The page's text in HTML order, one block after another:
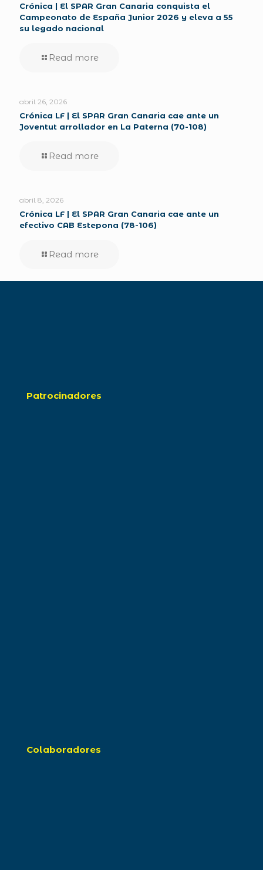
Crónica | El SPAR Gran Canaria conquista el
Campeonato de España Junior 2026 y eleva a 55
su legado nacional
Read more
abril 26, 2026
Crónica LF | El SPAR Gran Canaria cae ante un
Joventut arrollador en La Paterna (70-108)
Read more
abril 8, 2026
Crónica LF | El SPAR Gran Canaria cae ante un
efectivo CAB Estepona (78-106)
Read more
Patrocinadores
Colaboradores